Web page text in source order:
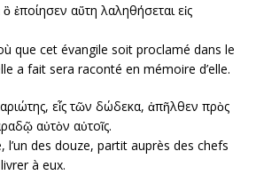
ἐποίησεν αὕτη λαληθήσεται εἰς
que cet évangile soit proclamé dans le
a fait sera raconté en mémoire d’elle.
εἷς τῶν δώδεκα, ἀπῆλθεν πρὸς
αὐτὸν αὐτοῖς.
l’un des douze, partit auprès des chefs
à eux.